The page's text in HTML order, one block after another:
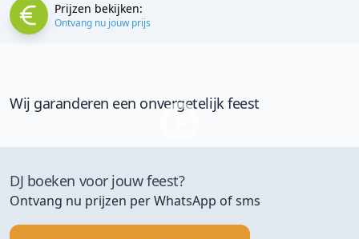
Prijzen bekijken:
Ontvang nu jouw prijs
Wij garanderen een onvergetelijk feest
DJ boeken voor jouw feest?
Ontvang nu prijzen per WhatsApp of sms